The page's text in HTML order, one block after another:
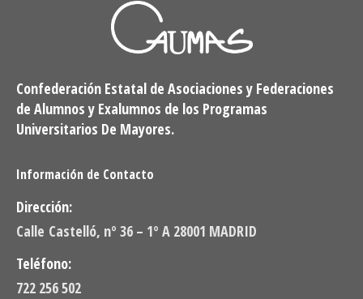
Confederación Estatal de Asociaciones y Federaciones
de Alumnos y Exalumnos de los Programas
Universitarios De Mayores.
Información de Contacto
Dirección:
Calle Castelló, nº 36 – 1º A 28001 MADRID
Teléfono:
722 256 502